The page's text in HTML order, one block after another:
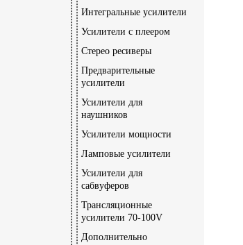
Интегральные усилители
Усилители c плеером
Стерео ресиверы
Предварительные
усилители
Усилители для
наушников
Усилители мощности
Ламповые усилители
Усилители для
сабвуферов
Трансляционные
усилители 70-100V
Дополнительно